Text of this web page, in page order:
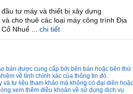
tư máy và thiết bị xây dựng
cho thuê các loại máy công trình Địa
Nhuế ...
chi tiết
bán được cung cấp bởi bên bán hoặc bên thứ
về tính chính xác của thông tin đó.
và tư liệu tham khảo mà không có đại diên hoặc
xem thêm điều khoản về sử dụng dịch vụ